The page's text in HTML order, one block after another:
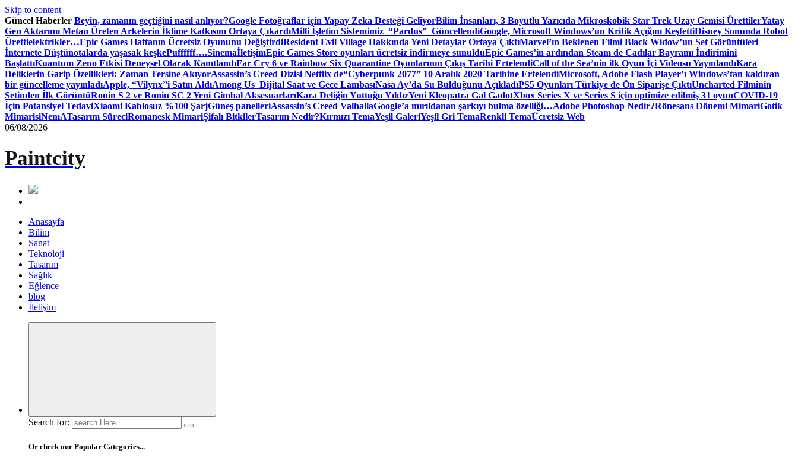
Skip to content
Güncel Haberler Beyin, zamanın geçtiğini nasıl anlıyor?Google Fotoğraflar için Yapay Zeka Desteği GeliyorBilim İnsanları, 3 Boyutlu Yazıcıda Mikroskobik Star Trek Uzay Gemisi ÜrettilerYatay
Gen Aktarımı Metan Üreten Arkelerin İklime Katkısını Ortaya ÇıkardıMilli İşletim Sistemimiz “Pardus” GüncellendiGoogle, Microsoft Windows’un Kritik Açığını KeşfettiDisney Sonunda Robot
Ürettielektrikler…Epic Games Haftanın Ücretsiz Oyununu DeğiştirdiResident Evil Village Hakkında Yeni Detaylar Ortaya ÇıktıMarvel’ın Beklenen Filmi Black Widow’un Set Görüntüleri
İnternete Düştünotalarda yaşasak keşkePuffffff….SinemaİletişimEpic Games Store oyunları ücretsiz indirmeye sunulduEpic Games’in ardından Steam de Cadılar Bayramı İndirimini
BaşlattıKuantum Zeno Etkisi Deneysel Olarak KanıtlandıFar Cry 6 ve Rainbow Six Quarantine Oyunlarının Çıkış Tarihi ErtelendiCall of the Sea’nin ilk Oyun İçi Videosu YayınlandıKara
Deliklerin Garip Özellikleri: Zaman Tersine AkıyorAssassin’s Creed Dizisi Netflix de“Cyberpunk 2077” 10 Aralık 2020 Tarihine ErtelendiMicrosoft, Adobe Flash Player’ı Windows’tan kaldıran
bir güncelleme yayınladıApple, “Vilynx”i Satın AldıAmong Us Dijital Saat ve Gece LambasıNasa Ay’da Su Bulduğunu AçıkladıPS5 Oyunları Türkiye de Ön Siparişe ÇıktıUncharted Filminin
Setinden İlk GörüntüRonin S 2 ve Ronin SC 2 Yeni Gimbal AksesuarlarıKara Deliğin Yuttuğu YıldızYeni Kleopatra Gal GadotXbox Series X ve Series S için optimize edilmiş 31 oyunCOVID-19
İçin Potansiyel TedaviXiaomi Kablosuz %100 ŞarjGüneş panelleriAssassin’s Creed ValhallaGoogle’a mırıldanan şarkıyı bulma özelliği…Adobe Photoshop Nedir?Rönesans Dönemi MimariGotik
MimarisiNemATasarım SüreciRomanesk MimariŞifalı BitkilerTasarım Nedir?Kırmızı TemaYeşil GaleriYeşil Gri TemaRenkli TemaÜcretsiz Web
06/08/2026
Paintcity
Anasayfa
Bilim
Sanat
Teknoloji
Tasarım
Sağlık
Eğlence
blog
İletişim
Search for:
Or check our Popular Categories...